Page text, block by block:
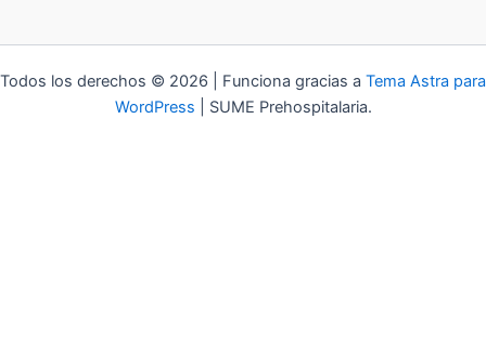
Todos los derechos © 2026 | Funciona gracias a Tema Astra para
WordPress | SUME Prehospitalaria.